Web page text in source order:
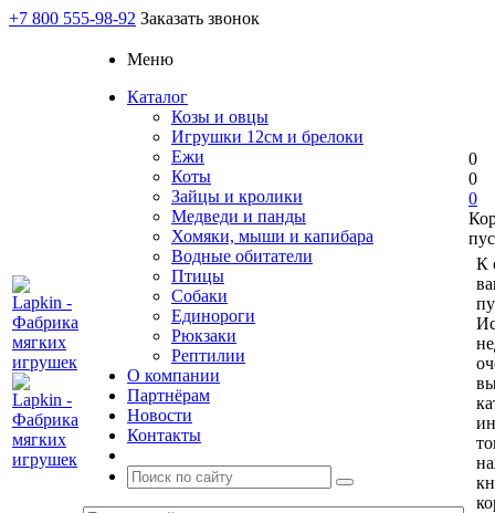
+7 800 555-98-92 Заказать звонок
Меню
Каталог
Козы и овцы
Игрушки 12см и брелоки
Ежи
Коты
Зайцы и кролики
Медведи и панды
Хомяки, мыши и капибара
Водные обитатели
Птицы
Собаки
Единороги
Рюкзаки
Рептилии
О компании
Партнёрам
Новости
Контакты
0
0
0
К